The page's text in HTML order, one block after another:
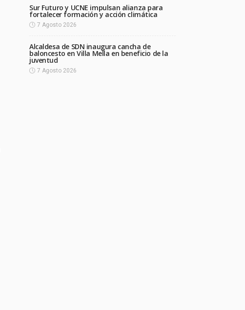
Sur Futuro y UCNE impulsan alianza para
fortalecer formación y acción climática
7 Agosto 2026
Alcaldesa de SDN inaugura cancha de
baloncesto en Villa Mella en beneficio de la
juventud
7 Agosto 2026